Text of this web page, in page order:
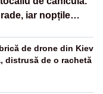
iar nopțile
de drone din Kiev
distrusă de o rachetă